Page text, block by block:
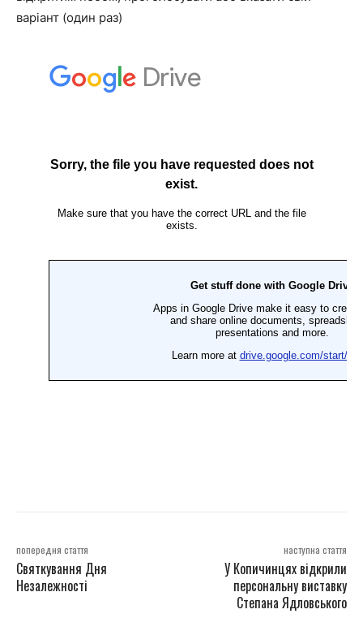
варіант (один раз)
попередня стаття
Святкування Дня
Незалежності
наступна стаття
У Копичинцях відкрили
персональну виставку
Степана Ядловського